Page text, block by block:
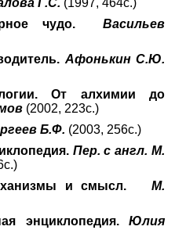
Г.С. (1997, 464с.)
чудо. Васильев
Афонькин С.Ю.
От алхимии до
(2002, 223с.)
Б.Ф. (2003, 256с.)
Пер. с англ. М.
и смысл. М.
энциклопедия. Юлия